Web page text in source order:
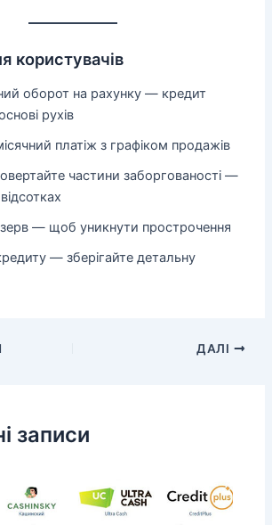
користувачів
оборот на рахунку — кредит
рухів
платіж з графіком продажів
частини заборгованості —
— щоб уникнути прострочення
— зберігайте детальну
ДАЛІ
записи